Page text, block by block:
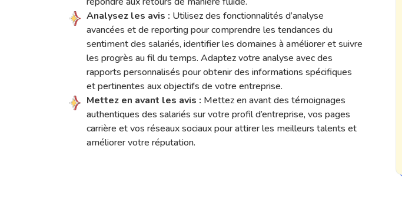
Analysez les avis : Utilisez des fonctionnalités d’analyse
avancées et de reporting pour comprendre les tendances du
sentiment des salariés, identifier les domaines à améliorer et suivre
les progrès au fil du temps. Adaptez votre analyse avec des
rapports personnalisés pour obtenir des informations spécifiques
et pertinentes aux objectifs de votre entreprise.
Mettez en avant les avis : Mettez en avant des témoignages
authentiques des salariés sur votre profil d’entreprise, vos pages
carrière et vos réseaux sociaux pour attirer les meilleurs talents et
améliorer votre réputation.